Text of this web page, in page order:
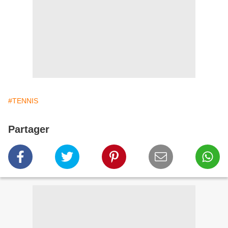
#TENNIS
Partager